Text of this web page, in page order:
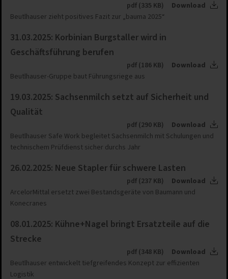
pdf (335 KB)
Download
Beutlhauser zieht positives Fazit zur „bauma 2025“
31.03.2025: Korbinian Burgstaller wird in
Geschäftsführung berufen
pdf (186 KB)
Download
Beutlhauser-Gruppe baut Führungsriege aus
19.03.2025: Sachsenmilch setzt auf Sicherheit und
Qualität
pdf (290 KB)
Download
Beutlhauser Safe Work begleitet Sachsenmilch mit Schulungen und
technischem Prüfdienst sicher durchs Jahr
26.02.2025: Neue Stapler für schwere Lasten
pdf (237 KB)
Download
ArcelorMittal ersetzt zwei Bestandsgeräte von Baumann und
Konecranes
08.01.2025: Kühne+Nagel bringt Ersatzteile auf die
Strecke
pdf (348 KB)
Download
Beutlhauser entwickelt tiefgreifendes Konzept zur effizienten
Logistik